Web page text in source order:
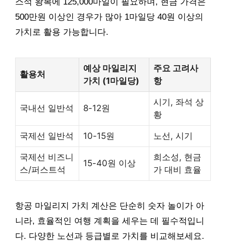
스석 왕복에 125,000마일이 필요하며, 현금 가격은
500만원 이상인 경우가 많아 1마일당 40원 이상의
가치로 활용 가능합니다.
활용처
예상 마일리지
가치 (1마일당)
주요 고려사
항
국내선 일반석 8-12원
시기, 좌석 상
황
국제선 일반석 10-15원 노선, 시기
국제선 비즈니
스/퍼스트석
15-40원 이상
희소성, 현금
가 대비 효율
항공 마일리지 가치 계산은 단순히 숫자 놀이가 아
니라, 효율적인 여행 계획을 세우는 데 필수적입니
다. 다양한 노선과 등급별로 가치를 비교해보세요.